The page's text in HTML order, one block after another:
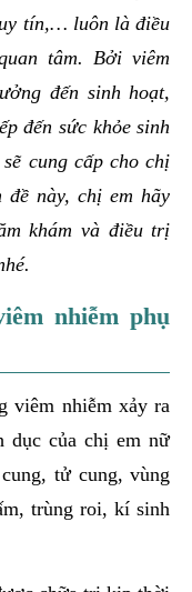
tín,… luôn là điều
tâm. Bởi viêm
đến sinh hoạt,
đến sức khỏe sinh
cung cấp cho chị
đề này, chị em hãy
khám và điều trị
nhiễm phụ
viêm nhiễm xảy ra
dục của chị em nữ
tử cung, vùng
trùng roi, kí sinh